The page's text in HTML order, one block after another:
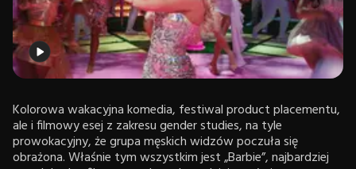
Kolorowa wakacyjna komedia, festiwal product placementu,
ale i filmowy esej z zakresu gender studies, na tyle
prowokacyjny, że grupa męskich widzów poczuła się
obrażona. Właśnie tym wszystkim jest „Barbie”, najbardziej